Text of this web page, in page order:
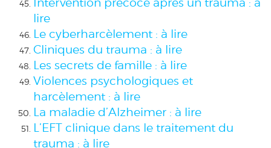
lire
Le cyberharcèlement : à lire
Cliniques du trauma : à lire
Les secrets de famille : à lire
Violences psychologiques et
harcèlement : à lire
La maladie d’Alzheimer : à lire
L’EFT clinique dans le traitement du
trauma : à lire